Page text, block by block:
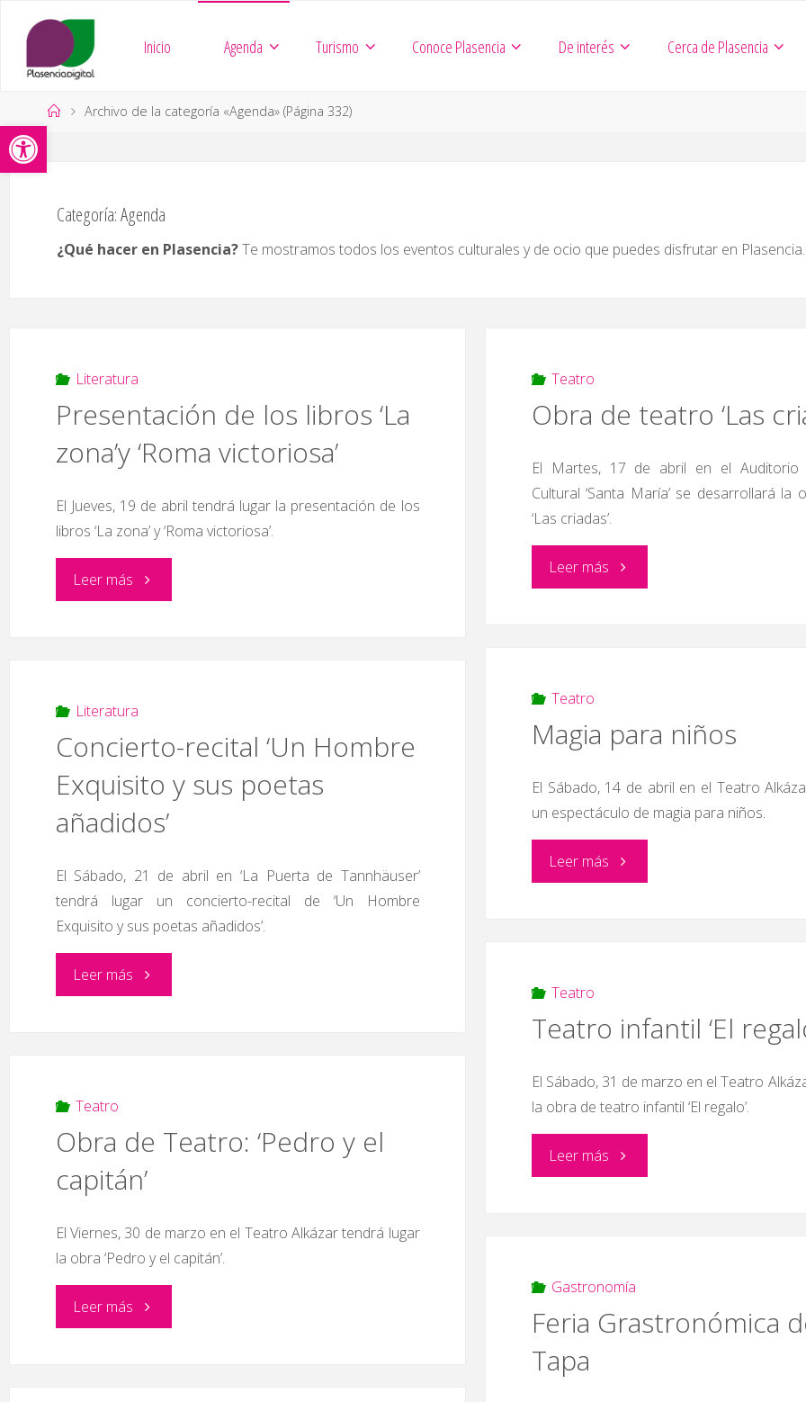
Abrir barra de herramientas
contenido
Inicio Agenda Turismo Conoce Plasencia De interés Cerca de Plasencia
PáginaArchivo de la categoría «Agenda» (Página 332)
Categoría:Agenda
¿Qué hacer en Plasencia?Te mostramos todos los eventos culturales y de ocio que puedes disfrutar en Plasencia.
Literatura
Presentación de los libros ‘La
zona’y ‘Roma victoriosa’
El Jueves, 19 de abril tendrá lugar la presentación de los
libros ‘La zona’ y ‘Roma victoriosa’.
Leer más"Presentación
libros
‘La
zona’y
‘Roma
victoriosa’"
Teatro
Obra de teatro ‘Las
El Martes, 17 de abril en el Auditorio
Cultural ‘Santa María’ se desarrollará la
‘Las criadas’.
Leer más "Obra
criadas’"
Teatro
Magia para niños
El Sábado, 14 de abril en el Teatro
un espectáculo de magia para niños.
Leer más "Magia
Literatura
Concierto-recital ‘Un Hombre
Exquisito y sus poetas
añadidos’
El Sábado, 21 de abril en ‘La Puerta de Tannhäuser’
tendrá lugar un concierto-recital de ‘Un Hombre
Exquisito y sus poetas añadidos’.
Leer más"Concierto-
Exquisito
y
sus
Teatro
Teatro infantil ‘El
El Sábado, 31 de marzo en el Teatro
la obra de teatro infantil ‘El regalo’.
Leer más "Teatro
regalo’"
Teatro
Obra de Teatro: ‘Pedro y el
capitán’
El Viernes, 30 de marzo en el Teatro Alkázar tendrá lugar
la obra ‘Pedro y el capitán’.
Leer más"Obra
Gastronomía
Feria Grastronómica
Tapa